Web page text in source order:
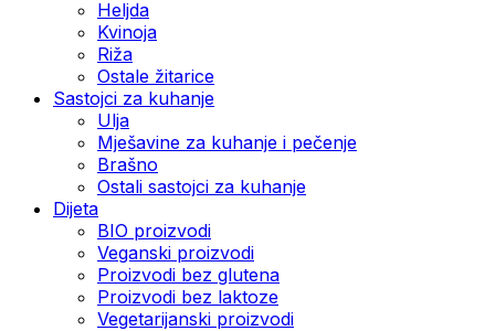
Heljda
Kvinoja
Riža
Ostale žitarice
Sastojci za kuhanje
Ulja
Mješavine za kuhanje i pečenje
Brašno
Ostali sastojci za kuhanje
Dijeta
BIO proizvodi
Veganski proizvodi
Proizvodi bez glutena
Proizvodi bez laktoze
Vegetarijanski proizvodi